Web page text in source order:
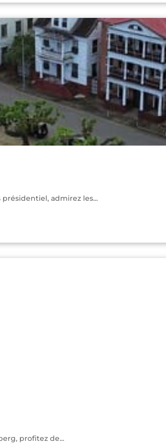
admirez les...
profitez de...